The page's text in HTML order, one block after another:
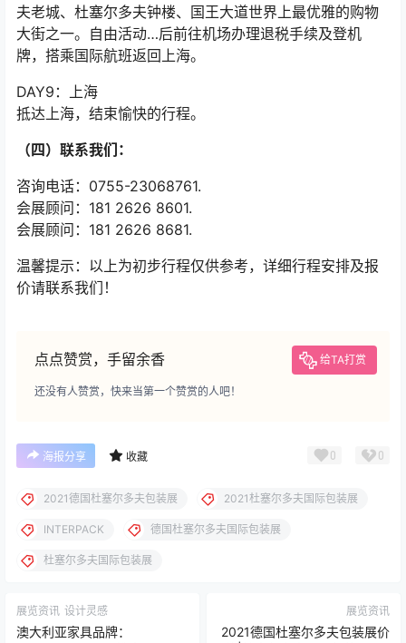
夫老城、杜塞尔多夫钟楼、国王大道世界上最优雅的购物
大街之一。自由活动…后前往机场办理退税手续及登机
牌，搭乘国际航班返回上海。
DAY9：上海
抵达上海，结束愉快的行程。
（四）联系我们：
咨询电话：0755-23068761.
会展顾问：181 2626 8601.
会展顾问：181 2626 8681.
温馨提示：以上为初步行程仅供参考，详细行程安排及报
价请联系我们！
点点赞赏，手留余香 给TA打赏
还没有人赞赏，快来当第一个赞赏的人吧！
海报分享 收藏 0 0
2021德国杜塞尔多夫包装展 2021杜塞尔多夫国际包装展
INTERPACK 德国杜塞尔多夫国际包装展
杜塞尔多夫国际包装展
展览资讯 设计灵感
澳大利亚家具品牌：
展览资讯
2021德国杜塞尔多夫包装展价